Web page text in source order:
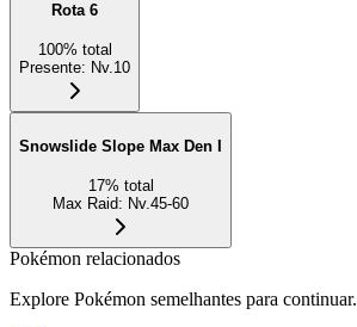
Rota 6
100% total
Presente: Nv.10
Snowslide Slope Max Den I
17% total
Max Raid: Nv.45-60
Pokémon relacionados
Explore Pokémon semelhantes para continuar.